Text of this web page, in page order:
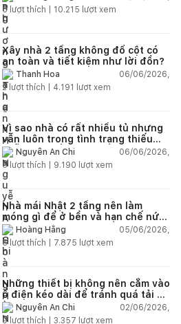
5 lượt thích | 10.215 lượt xem
Xây nhà 2 tầng không đổ cột có
an toàn và tiết kiệm như lời đồn?
Thanh Hoa
06/06/2026,
2lượt thích | 4.191 lượt xem
Vì sao nhà có rất nhiều tủ nhưng
vẫn luôn trong tình trạng thiếu
chỗ chứa đồ?
Nguyễn An Chi
06/06/2026,
5lượt thích | 9.190 lượt xem
Nhà mái Nhật 2 tầng nên làm
móng gì để ở bền và hạn chế nứt
lún?Hoàng Hằng
05/06/2026,
5lượt thích | 7.875 lượt xem
Những thiết bị không nên cắm vào
ổ điện kéo dài để tránh quá tải và
chập cháy trong nhà
Nguyễn An Chi
02/06/2026,
9lượt thích | 3.357 lượt xem